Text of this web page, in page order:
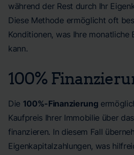
während der Rest durch Ihr
Diese Methode ermöglicht oft
Konditionen, was Ihre monatliche
kann.
100%
Die 100%-Finanzierung
Kaufpreis Ihrer Immobilie über
finanzieren. In diesem Fall
Eigenkapitalzahlungen, was